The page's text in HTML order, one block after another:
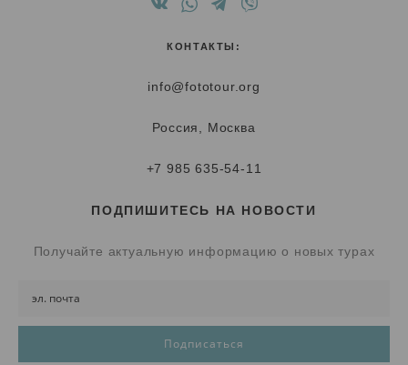
КОНТАКТЫ:
info@fototour.org
Россия, Москва
+7 985 635-54-11
ПОДПИШИТЕСЬ НА НОВОСТИ
Получайте актуальную информацию о новых турах
Подписаться